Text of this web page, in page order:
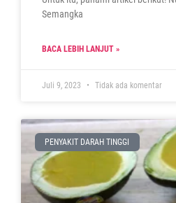
Semangka
BACA LEBIH LANJUT »
Juli 9, 2023 Tidak ada komentar
PENYAKIT DARAH TINGGI